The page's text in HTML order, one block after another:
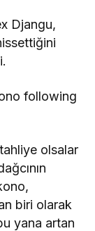
Djangu,
olsalar
biri olarak
yana artan